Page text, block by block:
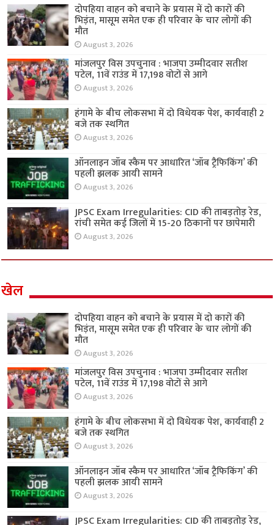
दोपहिया वाहन को बचाने के प्रयास में दो कारों की
भिड़ंत, मासूम समेत एक ही परिवार के चार लोगों की
मौत
August 3, 2026
मांजलपुर विस उपचुनाव : भाजपा उम्मीदवार सतीश
पटेल, 11वें राउंड में 17,198 वोटों से आगे
August 3, 2026
हंगामे के बीच लोकसभा में दो विधेयक पेश, कार्यवाही 2
बजे तक स्थगित
August 3, 2026
ऑनलाइन जॉब स्कैम पर आधारित ‘जॉब ट्रैफिकिंग’ की
पहली झलक आयी सामने
August 3, 2026
JPSC Exam Irregularities: CID की ताबड़तोड़ रेड,
रांची समेत कई जिलों में 15-20 ठिकानों पर छापेमारी
August 3, 2026
खेल
दोपहिया वाहन को बचाने के प्रयास में दो कारों की
भिड़ंत, मासूम समेत एक ही परिवार के चार लोगों की
मौत
August 3, 2026
मांजलपुर विस उपचुनाव : भाजपा उम्मीदवार सतीश
पटेल, 11वें राउंड में 17,198 वोटों से आगे
August 3, 2026
हंगामे के बीच लोकसभा में दो विधेयक पेश, कार्यवाही 2
बजे तक स्थगित
August 3, 2026
ऑनलाइन जॉब स्कैम पर आधारित ‘जॉब ट्रैफिकिंग’ की
पहली झलक आयी सामने
August 3, 2026
JPSC Exam Irregularities: CID की ताबड़तोड़ रेड,